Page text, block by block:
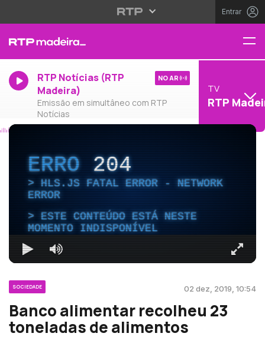
Entrar
RTP Notícias (RTP
Madeira)
Emissão em simultâneo com RTP
Notícias
NO AR
TV
RTP
ERRO204
HLS.JS FATAL ERROR - NETWORK
ERROR
ESTE CONTEÚDO ESTÁ NESTE
MOMENTO INDISPONÍVEL
SOCIEDADE 02 dez, 2019, 10:54
Banco alimentar recolheu 23
toneladas de alimentos